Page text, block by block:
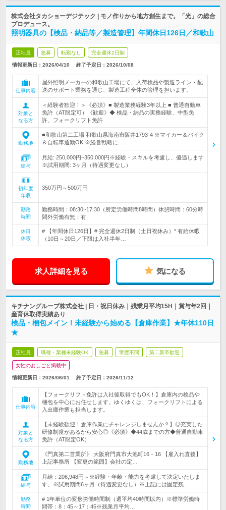
株式会社タカショーデジテック | モノ作りから地方創生まで。「光」の総合
プロデュース。
照明器具の【検品・納品等／製造管理】年間休日126日／和歌山
正社員 急募 転勤なし 完全週休2日制
情報更新日：2026/04/10 終了予定日： 2026/10/08
仕事内容
屋外照明メーカーの和歌山工場にて、入荷検品や製造ライン・配
送のサポート業務を通じ、製造工程全体の管理を担います。
対象と
なる方
＜経験者歓迎！＞《必須》■ 製造業務経験3年以上 ■ 普通自動車
免許（AT限定可）《歓迎》◆ 検品・納品の実務経験、中型免
許、フォークリフト免許
勤務地
■和歌山第二工場 和歌山県海南市阪井1793-4 ※マイカー＆バイク
＆自転車通勤OK ※経営戦略に…
給与
月給: 250,000円~350,000円※経験・スキルを考慮し、優遇します
※試用期間: 3ヶ月（待遇変更なし）
初年度
年収
350万円～500万円
勤務
時間
勤務時間：08:30~17:30（所定労働時間8時間）休憩時間：60分時
間外労働有無：有
休日
休暇
# 【年間休日126日】# 完全週休2日制（土日祝休み）* 有給休暇
（10日～20日／下限は入社半年…
求人詳細を見る 気になる
キチナングループ株式会社 | 日・祝日休み｜残業月平均15H｜賞与年2回｜
産育休取得実績あり
検品・梱包メイン！未経験から始める【倉庫作業】★年休110日
★
正社員 職種・業種未経験OK 急募 学歴不問 第二新卒歓迎
女性のおしごと掲載中
情報更新日：2026/06/01 終了予定日： 2026/11/12
仕事内容
【フォークリフト免許は入社後取得でもOK！】倉庫内の検品や
梱包を中心にお任せします。ゆくゆくは、フォークリフトによる
入出庫作業も担当します。
対象と
なる方
【未経験歓迎！倉庫作業にチャレンジしませんか？】◎充実した
研修制度があるから安心◎《必須》◆44歳までの方◆普通自動車
免許（AT限定OK）
勤務地
《門真第二営業所》 大阪府門真市大池町16－16 【雇入れ直後】
上記事務所 【変更の範囲】会社の定…
給与
月給：206,948円～※経験・年齢・能力を考慮して決定いたしま
す。※試用期間6ヶ月（待遇変更なし）※上記には固定残…
勤務
時間
# 1年単位の変形労働時間制（週平均40時間以内）※標準労働時
間帯：8：45～17：45※残業月平均…